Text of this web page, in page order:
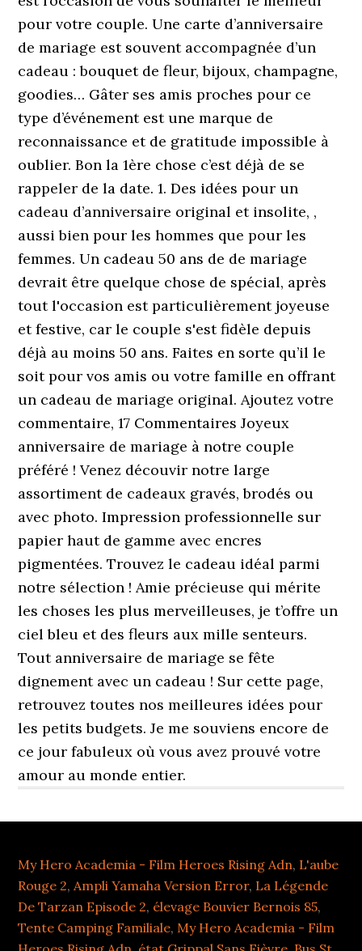
My Hero Academia - Film Heroes Rising Adn, L'aube
Rouge 2,Ampli Yamaha Version Error, La Légende
De Tarzan Episode 2, élevage Bouvier Bernois 85,
Tente Camping Familiale,My Hero Academia - Film